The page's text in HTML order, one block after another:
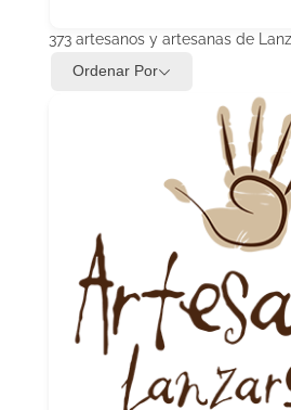
373artesanos y artesanas de
Ordenar Por